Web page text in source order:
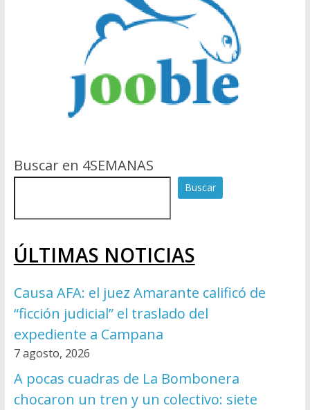
Buscar en 4SEMANAS
Buscar
ÚLTIMAS NOTICIAS
Causa AFA: el juez Amarante calificó de
“ficción judicial” el traslado del
expediente a Campana
7 agosto, 2026
A pocas cuadras de La Bombonera
chocaron un tren y un colectivo: siete